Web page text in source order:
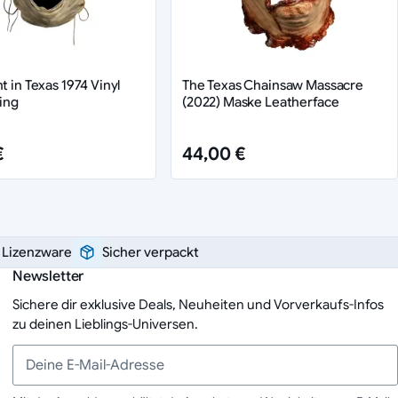
in Texas 1974 Vinyl
The Texas Chainsaw Massacre
(2022) Maske Leatherface
44,00 €
Sicher verpackt
Newsletter
Sichere dir exklusive Deals, Neuheiten und Vorverkaufs-Infos
zu deinen Lieblings-Universen.